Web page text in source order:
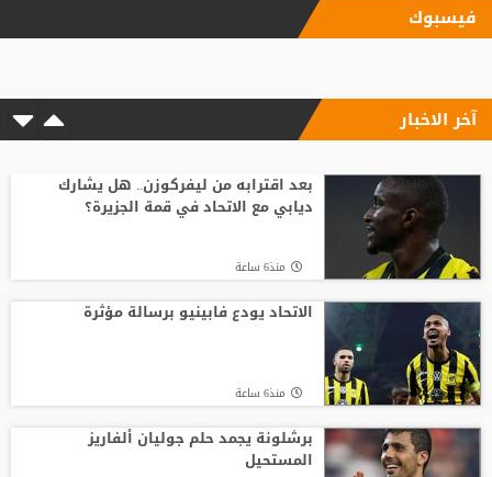
الاتحاد يودع فابينيو برسالة مؤثرة
رابطة وطنية يعارض ترشيح القطري الخليفي
قبل أن يلمس الكرة.. بالأرقام طرابزون يحصد
ثمار التعاقد مع محمد صلاح
بعمر 16 عاما.. لاعب يدخل تاريخ سبارتاك
موسكو برقم قياسي جديد
فيسبوك
آخر الاخبار
بعد اقترابه من ليفركوزن.. هل يشارك
ديابي مع الاتحاد في قمة الجزيرة؟
منذ6 ساعة
الاتحاد يودع فابينيو برسالة مؤثرة
منذ6 ساعة
برشلونة يجمد حلم جوليان ألفاريز
المستحيل